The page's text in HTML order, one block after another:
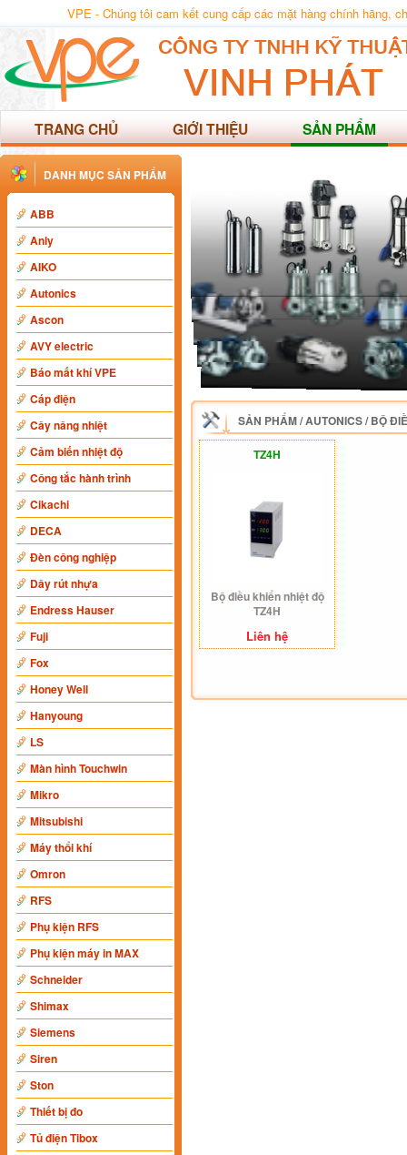
VPE - Chúng tôi cam kết cung cấp các mặt hàng chính hãng,
TRANG CHỦ GIỚI THIỆU SẢN PHẨM
DANH MỤC SẢN PHẨM
ABB
Anly
AIKO
Autonics
Ascon
AVY electric
Báo mất khí VPE
Cáp điện
Cây nâng nhiệt
Cảm biến nhiệt độ
Công tắc hành trình
Cikachi
DECA
Đèn công nghiệp
Dây rút nhựa
Endress Hauser
Fuji
Fox
Honey Well
Hanyoung
LS
Màn hình Touchwin
Mikro
Mitsubishi
Máy thổi khí
Omron
RFS
Phụ kiện RFS
Phụ kiện máy in MAX
Schneider
Shimax
Siemens
Siren
Ston
Thiết bị đo
Tủ điện Tibox
SẢN PHẨM/AUTONICS/BỘ
TZ4H
Bộ điều khiển nhiệt độ
TZ4H
Liên hệ